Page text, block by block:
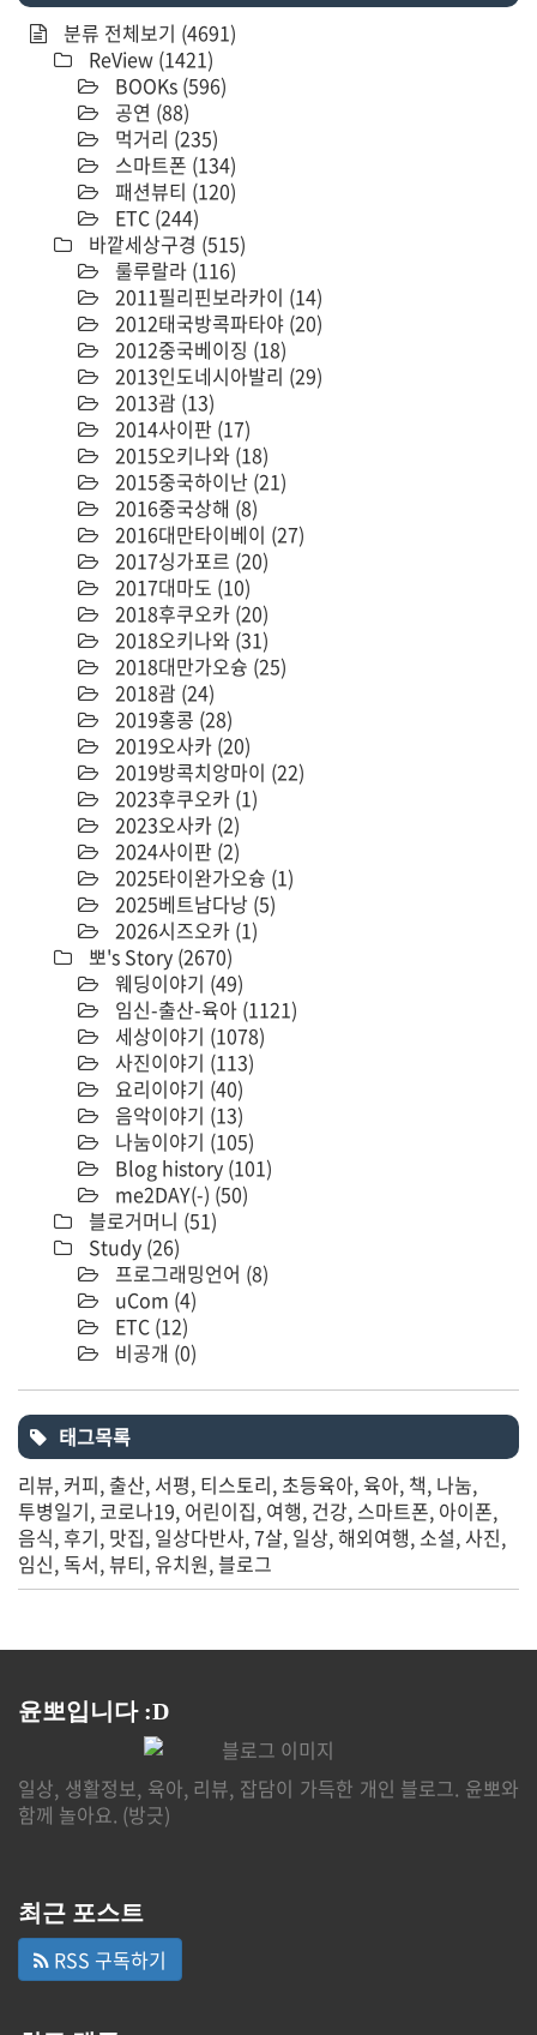
분류 전체보기 (4691)
ReView (1421)
BOOKs (596)
공연 (88)
먹거리 (235)
스마트폰 (134)
패션뷰티 (120)
ETC (244)
바깥세상구경 (515)
룰루랄라 (116)
2011필리핀보라카이 (14)
2012태국방콕파타야 (20)
2012중국베이징 (18)
2013인도네시아발리 (29)
2013괌 (13)
2014사이판 (17)
2015오키나와 (18)
2015중국하이난 (21)
2016중국상해 (8)
2016대만타이베이 (27)
2017싱가포르 (20)
2017대마도 (10)
2018후쿠오카 (20)
2018오키나와 (31)
2018대만가오슝 (25)
2018괌 (24)
2019홍콩 (28)
2019오사카 (20)
2019방콕치앙마이 (22)
2023후쿠오카 (1)
2023오사카 (2)
2024사이판 (2)
2025타이완가오슝 (1)
2025베트남다낭 (5)
2026시즈오카 (1)
뽀's Story (2670)
웨딩이야기 (49)
임신-출산-육아 (1121)
세상이야기 (1078)
사진이야기 (113)
요리이야기 (40)
음악이야기 (13)
나눔이야기 (105)
Blog history (101)
me2DAY(-) (50)
블로거머니 (51)
Study (26)
프로그래밍언어 (8)
uCom (4)
ETC (12)
비공개 (0)
태그목록
리뷰 커피 출산 서평 티스토리 초등육아 육아 책 나눔
투병일기 코로나19 어린이집 여행 건강 스마트폰 아이폰
음식 후기 맛집 일상다반사 7살 일상 해외여행 소설 사진
임신 독서 뷰티 유치원 블로그
윤뽀입니다 :D
일상, 생활정보, 육아, 리뷰, 잡담이 가득한 개인 블로그. 윤뽀와
함께 놀아요. (방긋)
최근 포스트
RSS 구독하기